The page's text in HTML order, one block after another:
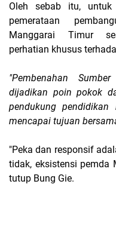
Oleh sebab itu,
pemerataan
Manggarai Timur
perhatian khusus
"Pembenahan
dijadikan poin pokok
pendukung
mencapai tujuan
"Peka dan responsif
tidak, eksistensi pemda
tutup Bung Gie.